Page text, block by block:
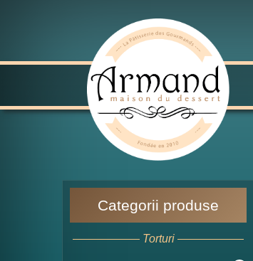
Categorii produse
Torturi